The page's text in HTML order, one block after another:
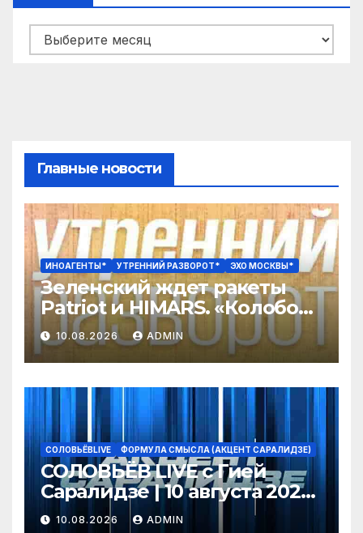
Архивы
Главные новости
ИНОАГЕНТЫ* УТРЕННИЙ РАЗВОРОТ* ЭХО МОСКВЫ*
Зеленский ждет ракеты
Patriot и HIMARS. «Колобок»
против «Человека паука».
Путин наградил ST/
Орешкин*
10.08.2026 ADMIN
СОЛОВЬЁВLIVE ФОРМУЛА СМЫСЛА (АКЦЕНТ САРАЛИДЗЕ)
СОЛОВЬЁВ LIVE с Гией
Саралидзе | 10 августа 2026
года
10.08.2026 ADMIN